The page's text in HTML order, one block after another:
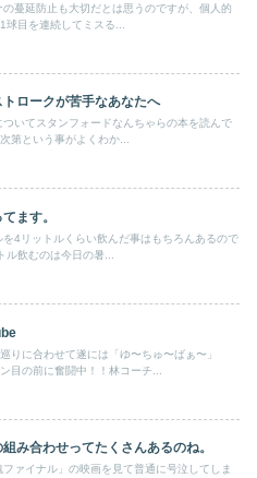
の蔓延防止も大切だとは思うのですが、個人的
球目を連続してミスる...
ロークが苦手なあなたへ
ついてスタンフォードなんちゃらの本を読んで
第という事がよくわか...
ます。
を4リットルくらい飲んだ事はもちろんあるので
ル飲むのは今日の暑...
りに合わせて遂には「ゆ〜ちゅ〜ばぁ〜」
目の前に奮闘中！！林コーチ...
み合わせってたくさんあるのね。
ファイナル」の映画を見て普通に号泣してしま